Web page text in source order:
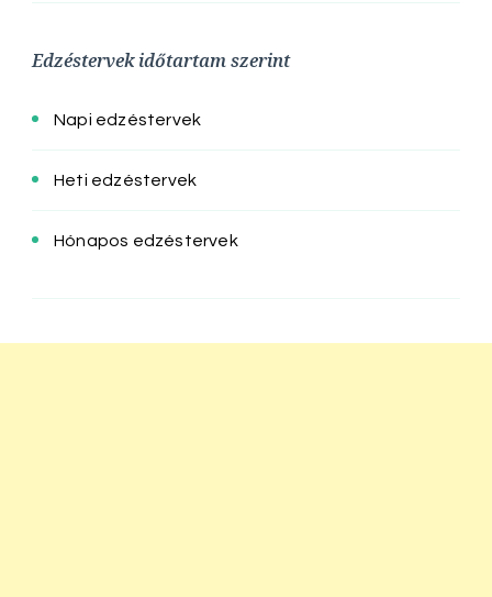
Edzéstervek időtartam szerint
Napi edzéstervek
Heti edzéstervek
Hónapos edzéstervek